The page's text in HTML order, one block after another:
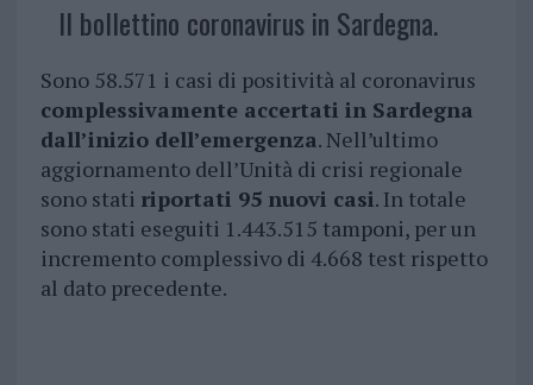
Il bollettino coronavirus in Sardegna.
Sono 58.571 i casi di positività al coronavirus
complessivamente accertati in Sardegna
dall’inizio dell’emergenza. Nell’ultimo
aggiornamento dell’Unità di crisi regionale
sono stati riportati 95 nuovi casi. In totale
sono stati eseguiti 1.443.515 tamponi, per un
incremento complessivo di 4.668 test rispetto
al dato precedente.